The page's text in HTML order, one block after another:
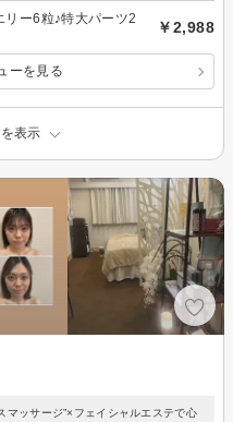
リー6粒♪特大パーツ2
￥2,988
ーを見る
表示
マッサージ”×フェイシャルエステで心